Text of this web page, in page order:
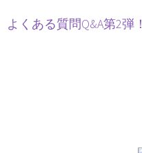
よくある質問Q&A第2弾！